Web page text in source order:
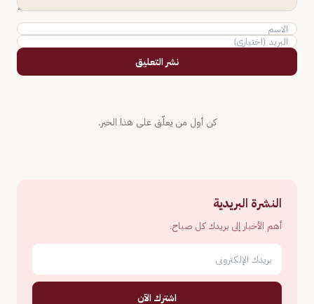
نشر التعليق
كن أول من يعلّق على هذا الخبر.
النشرة البريدية
أهم الأخبار إلى بريدك كل صباح.
اشترك الآن